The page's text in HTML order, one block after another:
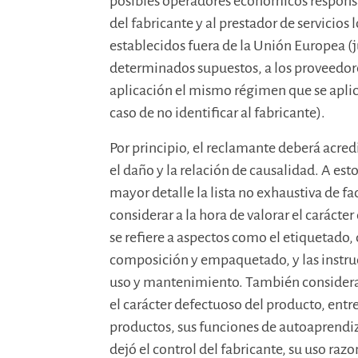
del fabricante y al prestador de servicios
establecidos fuera de la Unión Europea
determinados supuestos, a los
aplicación el mismo régimen que se
caso de no identificar al fabricante).
Por principio, el reclamante deberá
el daño y la relación de causalidad. A
mayor detalle la lista no exhaustiva de
considerar a la hora de valorar el
se refiere a aspectos como el
composición y empaquetado, y las
uso y mantenimiento. También
el carácter defectuoso del producto,
productos, sus funciones de
dejó el control del fabricante, su uso